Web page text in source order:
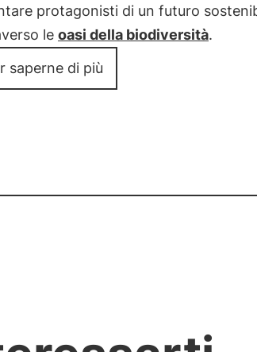
protagonisti di un futuro
le oasi della biodiversità.
saperne di più